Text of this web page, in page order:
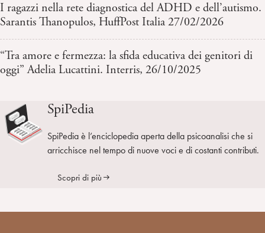
I ragazzi nella rete diagnostica del ADHD e dell’autismo.
Sarantis Thanopulos, HuffPost Italia 27/02/2026
“Tra amore e fermezza: la sfida educativa dei genitori di
oggi” Adelia Lucattini. Interris, 26/10/2025
SpiPedia
SpiPedia è l’enciclopedia aperta della psicoanalisi che si
arricchisce nel tempo di nuove voci e di costanti contributi.
Scopri di più